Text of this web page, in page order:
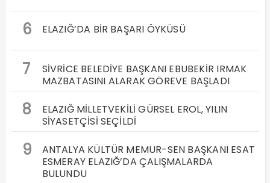
6
ELAZIĞ’DA BİR BAŞARI ÖYKÜSÜ
7
SİVRİCE BELEDİYE BAŞKANI EBUBEKİR IRMAK
MAZBATASINI ALARAK GÖREVE BAŞLADI
8
ELAZIĞ MİLLETVEKİLİ GÜRSEL EROL, YILIN
SİYASETÇİSİ SEÇİLDİ
9
ANTALYA KÜLTÜR MEMUR-SEN BAŞKANI ESAT
ESMERAY ELAZIĞ’DA ÇALIŞMALARDA
BULUNDU